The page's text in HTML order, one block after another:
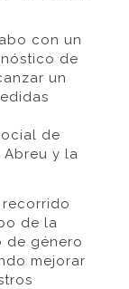
con un
de
un
de
Abreu y la
recorrido
de la
de género
mejorar